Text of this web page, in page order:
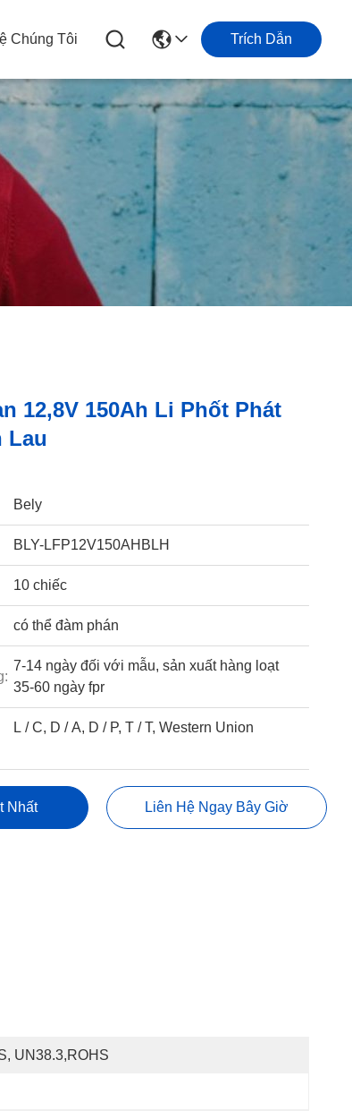
Chúng Tôi Trích Dẫn
12,8V 150Ah Li Phốt Phát
Lau
Bely
BLY-LFP12V150AHBLH
10 chiếc
có thể đàm phán
7-14 ngày đối với mẫu, sản xuất hàng loạt
35-60 ngày fpr
L / C, D / A, D / P, T / T, Western Union
Nhất Liên Hệ Ngay Bây Giờ
UN38.3,ROHS